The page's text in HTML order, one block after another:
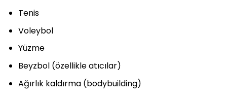
Tenis
Voleybol
Yüzme
Beyzbol (özellikle atıcılar)
Ağırlık kaldırma (bodybuilding)